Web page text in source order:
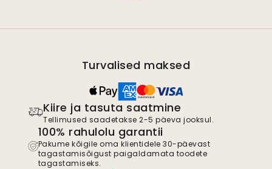
Turvalised maksed
Kiire ja tasuta saatmine
Tellimused saadetakse 2-5 päeva jooksul.
100% rahulolu garantii
Pakume kõigile oma klientidele 30-päevast
tagastamisõigust paigaldamata toodete
tagastamiseks.